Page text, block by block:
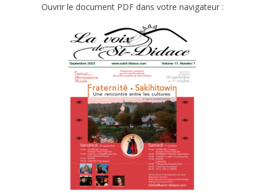
Ouvrir le document PDF dans votre navigateur :